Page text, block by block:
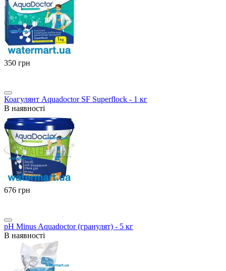
‍350‍ грн
Коагулянт Aquadoctor SF Superflock - 1 кг
В наявності
‍676‍ грн
pH Minus Aquadoctor (гранулят) - 5 кг
В наявності